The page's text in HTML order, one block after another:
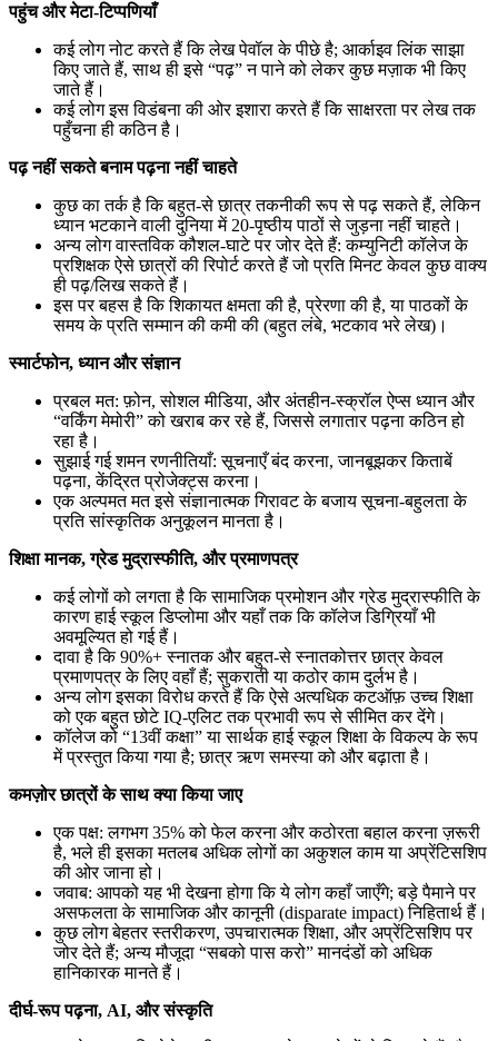
पहुंच और मेटा-टिप्पणियाँ
कई लोग नोट करते हैं कि लेख पेवॉल के पीछे है; आर्काइव लिंक साझा
किए जाते हैं, साथ ही इसे “पढ़” न पाने को लेकर कुछ मज़ाक भी किए
जाते हैं।
कई लोग इस विडंबना की ओर इशारा करते हैं कि साक्षरता पर लेख तक
पहुँचना ही कठिन है।
पढ़ नहीं सकते बनाम पढ़ना नहीं चाहते
कुछ का तर्क है कि बहुत-से छात्र तकनीकी रूप से पढ़ सकते हैं, लेकिन
ध्यान भटकाने वाली दुनिया में 20-पृष्ठीय पाठों से जुड़ना नहीं चाहते।
अन्य लोग वास्तविक कौशल-घाटे पर जोर देते हैं: कम्युनिटी कॉलेज के
प्रशिक्षक ऐसे छात्रों की रिपोर्ट करते हैं जो प्रति मिनट केवल कुछ वाक्य
ही पढ़/लिख सकते हैं।
इस पर बहस है कि शिकायत क्षमता की है, प्रेरणा की है, या पाठकों के
समय के प्रति सम्मान की कमी की (बहुत लंबे, भटकाव भरे लेख)।
स्मार्टफोन, ध्यान और संज्ञान
प्रबल मत: फ़ोन, सोशल मीडिया, और अंतहीन-स्क्रॉल ऐप्स ध्यान और
“वर्किंग मेमोरी” को खराब कर रहे हैं, जिससे लगातार पढ़ना कठिन हो
रहा है।
सुझाई गई शमन रणनीतियाँ: सूचनाएँ बंद करना, जानबूझकर किताबें
पढ़ना, केंद्रित प्रोजेक्ट्स करना।
एक अल्पमत मत इसे संज्ञानात्मक गिरावट के बजाय सूचना-बहुलता के
प्रति सांस्कृतिक अनुकूलन मानता है।
शिक्षा मानक, ग्रेड मुद्रास्फीति, और प्रमाणपत्र
कई लोगों को लगता है कि सामाजिक प्रमोशन और ग्रेड मुद्रास्फीति के
कारण हाई स्कूल डिप्लोमा और यहाँ तक कि कॉलेज डिग्रियाँ भी
अवमूल्यित हो गई हैं।
दावा है कि 90%+ स्नातक और बहुत-से स्नातकोत्तर छात्र केवल
प्रमाणपत्र के लिए वहाँ हैं; सुकराती या कठोर काम दुर्लभ है।
अन्य लोग इसका विरोध करते हैं कि ऐसे अत्यधिक कटऑफ़ उच्च शिक्षा
को एक बहुत छोटे IQ-एलिट तक प्रभावी रूप से सीमित कर देंगे।
कॉलेज को “13वीं कक्षा” या सार्थक हाई स्कूल शिक्षा के विकल्प के रूप
में प्रस्तुत किया गया है; छात्र ऋण समस्या को और बढ़ाता है।
कमज़ोर छात्रों के साथ क्या किया जाए
एक पक्ष: लगभग 35% को फेल करना और कठोरता बहाल करना ज़रूरी
है, भले ही इसका मतलब अधिक लोगों का अकुशल काम या अप्रेंटिसशिप
की ओर जाना हो।
जवाब: आपको यह भी देखना होगा कि ये लोग कहाँ जाएँगे; बड़े पैमाने पर
असफलता के सामाजिक और कानूनी (disparate impact) निहितार्थ हैं।
कुछ लोग बेहतर स्तरीकरण, उपचारात्मक शिक्षा, और अप्रेंटिसशिप पर
जोर देते हैं; अन्य मौजूदा “सबको पास करो” मानदंडों को अधिक
हानिकारक मानते हैं।
दीर्घ-रूप पढ़ना, AI, और संस्कृति